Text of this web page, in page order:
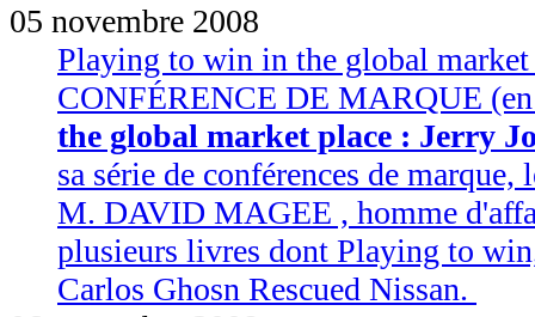
05 novembre 2008
Playing to win in the global
CONFÉRENCE DE MARQUE
the global market place : Jerry
sa série de conférences de
M. DAVID MAGEE , homme
plusieurs livres dont Playing to
Carlos Ghosn Rescued Nissan.